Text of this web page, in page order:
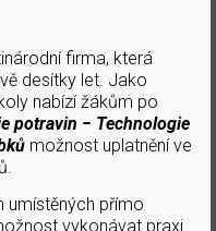
firma, která
desítky let. Jako
nabízí žákům po
potravin − Technologie
možnost uplatnění ve
umístěných přímo
vykonávat praxi